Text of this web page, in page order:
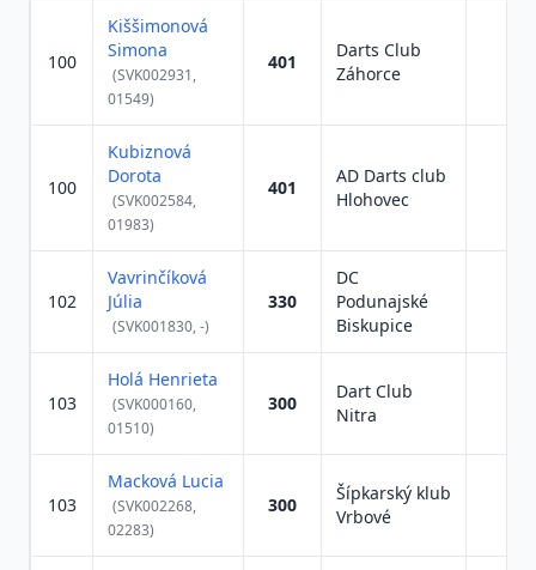
100
Kiššimonová
Simona
(SVK002931,
01549)
401
Darts Club
Záhorce
100
Kubiznová
Dorota
(SVK002584,
01983)
401
AD Darts club
Hlohovec
102
Vavrinčíková
Júlia
(SVK001830, -)
330
DC
Podunajské
Biskupice
103
Holá Henrieta
(SVK000160,
01510)
300
Dart Club
Nitra
103
Macková Lucia
(SVK002268,
02283)
300
Šípkarský klub
Vrbové